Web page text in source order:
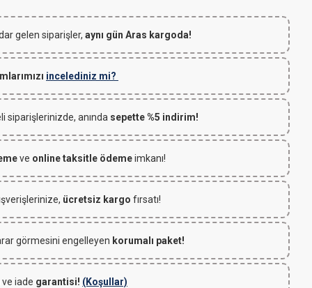
gelen siparişler, aynı gün Aras kargoda!
incelediniz mi?
siparişlerinizde, anında sepette %5 indirim!
ve online taksitle ödemeimkanı!
ücretsiz kargo fırsatı!
görmesini engelleyen korumalı paket!
iade garantisi! (Koşullar)